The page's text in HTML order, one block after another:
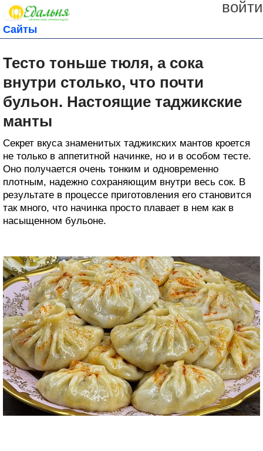
войти
Сайты
Тесто тоньше тюля, а сока
внутри столько, что почти
бульон. Настоящие таджикские
манты
Секрет вкуса знаменитых таджикских мантов кроется
не только в аппетитной начинке, но и в особом тесте.
Оно получается очень тонким и одновременно
плотным, надежно сохраняющим внутри весь сок. В
результате в процессе приготовления его становится
так много, что начинка просто плавает в нем как в
насыщенном бульоне.